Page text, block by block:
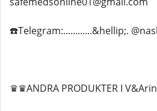
☎️Telegram:............&hellip;.
♛♛ANDRA PRODUKTER I